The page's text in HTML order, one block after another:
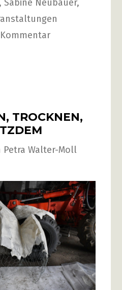
,Sabine Neubauer,
TROCKNEN,
Petra Walter-Moll